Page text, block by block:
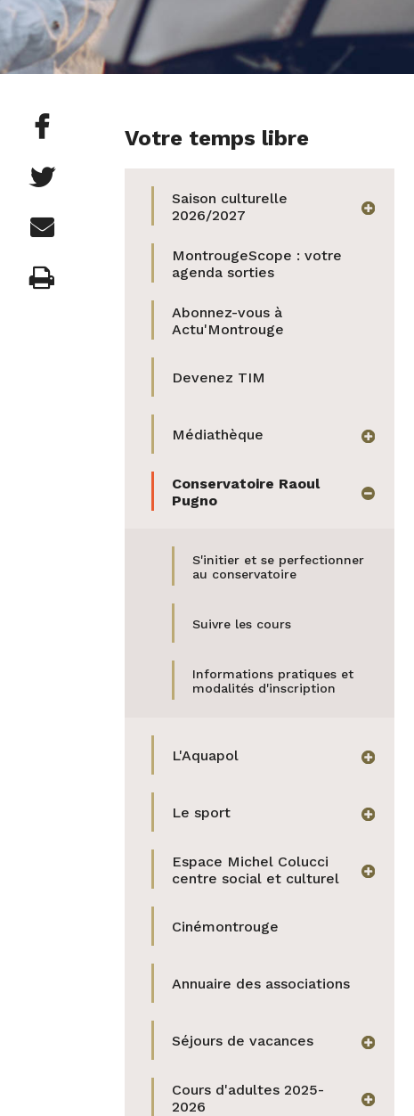
Partager
cette
sur
Facebook
Partager
cette
page
sur
Partager
Imprimer
Votre temps libre
Saison culturelle
2026/2027
MontrougeScope : votre
agenda sorties
Abonnez-vous à
Actu'Montrouge
Devenez TIM
Médiathèque
Conservatoire Raoul
Pugno
S'initier et se perfectionner
au conservatoire
Suivre les cours
Informations pratiques et
modalités d'inscription
L'Aquapol
Le sport
Espace Michel Colucci
centre social et culturel
Cinémontrouge
Annuaire des associations
Séjours de vacances
Cours d'adultes 2025-
2026